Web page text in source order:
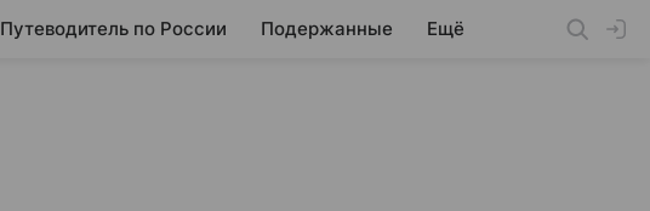
Путеводитель по России Подержанные Ещё